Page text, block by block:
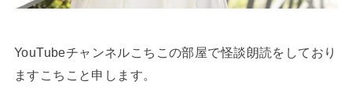
YouTubeチャンネルこちこの部屋で怪談朗読をしており
ますこちこと申します。